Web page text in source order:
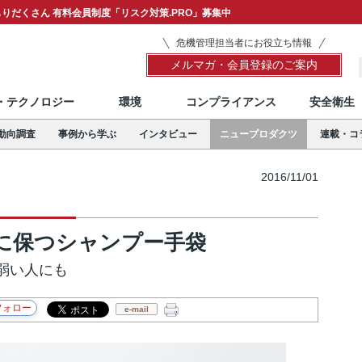
だくさん 有料会員制度「リスク対策.PRO」募集中
危機管理担当者にお役立ち情報
メルマガ・会員登録のご案内
テクノロジー 環境 コンプライアンス 安全衛生
向調査 事例から学ぶ インタビュー ニュープロダクツ 連載・コ
2016/11/01
保つシャンプー手袋
い人にも
e-mail